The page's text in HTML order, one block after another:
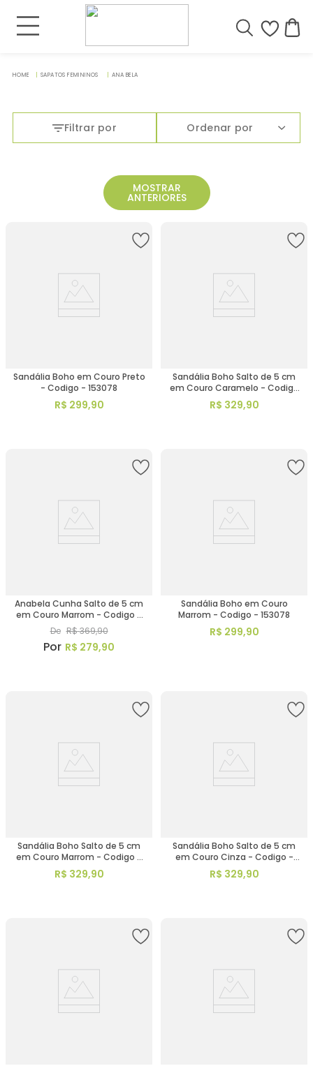
SAPATOS FEMININOS ANA BELA
Filtrar por Ordenar por
MOSTRAR
ANTERIORES
Sandália Boho em Couro Preto
- Codigo - 153078
R$ 299,90
Sandália Boho Salto de 5 cm
em Couro Caramelo - Codigo
- 153013
R$ 329,90
Anabela Cunha Salto de 5 cm
em Couro Marrom - Codigo -
157099
De R$369,90
R$ 279,90
Sandália Boho em Couro
Marrom - Codigo - 153078
R$ 299,90
Sandália Boho Salto de 5 cm
em Couro Marrom - Codigo -
153060
R$ 329,90
Sandália Boho Salto de 5 cm
em Couro Cinza - Codigo -
153013
R$ 329,90